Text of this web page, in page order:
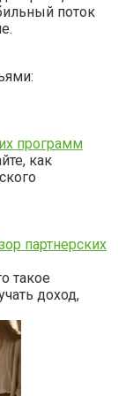
поток
программ
как
партнерских
такое
доход,